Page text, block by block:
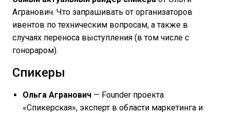
Агранович. Что запрашивать от организаторов
ивентов по техническим вопросам, а также в
случаях переноса выступления (в том числе с
гонораром).
Спикеры
Ольга Агранович — Founder проекта
«Спикерская», эксперт в области маркетинга и